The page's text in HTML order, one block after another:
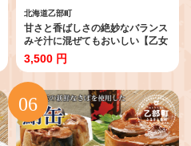
北海道乙部町
甘さと香ばしさの絶妙なバランス
みそ汁に混ぜてもおいしい【乙女
のきな粉：3袋】＜ 北海道 乙部町
国産 大豆 だいず ダイズ 地大豆 大
莢白乙女 きな粉 きなこ イソフラ
ボン 栄養 腸活 甘く 香ばしい コク
常温 送料無料 粗品 景品 プレゼン
ト みそ汁 カレー ヨーグルト 牛乳
＞
3,500 円